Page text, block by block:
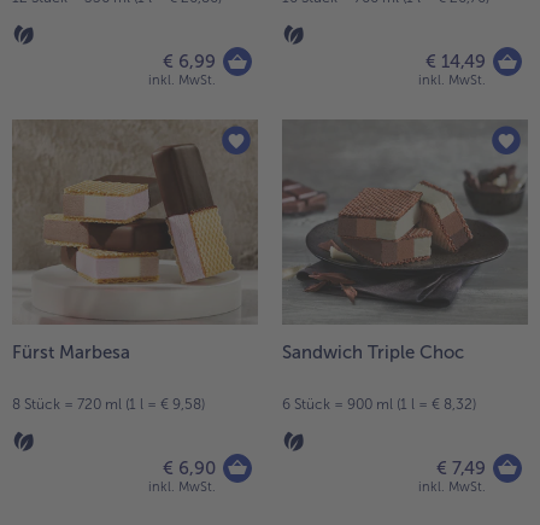
€ 6,99
inkl. MwSt.
€ 14,49
inkl. MwSt.
Fürst Marbesa
8 Stück = 720 ml (1 l = € 9,58)
€ 6,90
inkl. MwSt.
Sandwich Triple Choc
6 Stück = 900 ml (1 l = € 8,32)
€ 7,49
inkl. MwSt.